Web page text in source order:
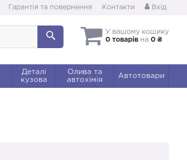
Гарантія та повернення Контакти Вхід
У вашому кошику
0 товарів на 0 ₴
Деталі
кузова
Олива та
автохімія
Автотовари